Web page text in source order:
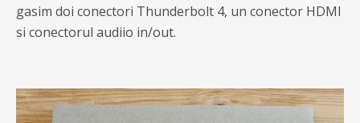
gasim doi conectori Thunderbolt 4, un conector HDMI
si conectorul audiio in/out.